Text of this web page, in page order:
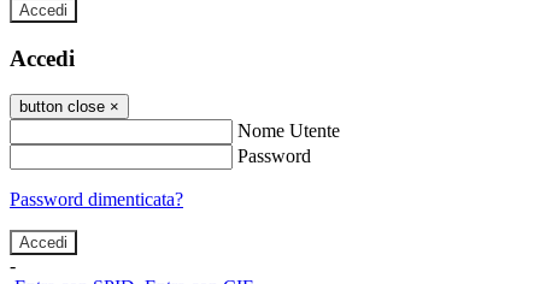
Accedi
Accedi
button close ×
Nome Utente
Password
Password dimenticata?
-